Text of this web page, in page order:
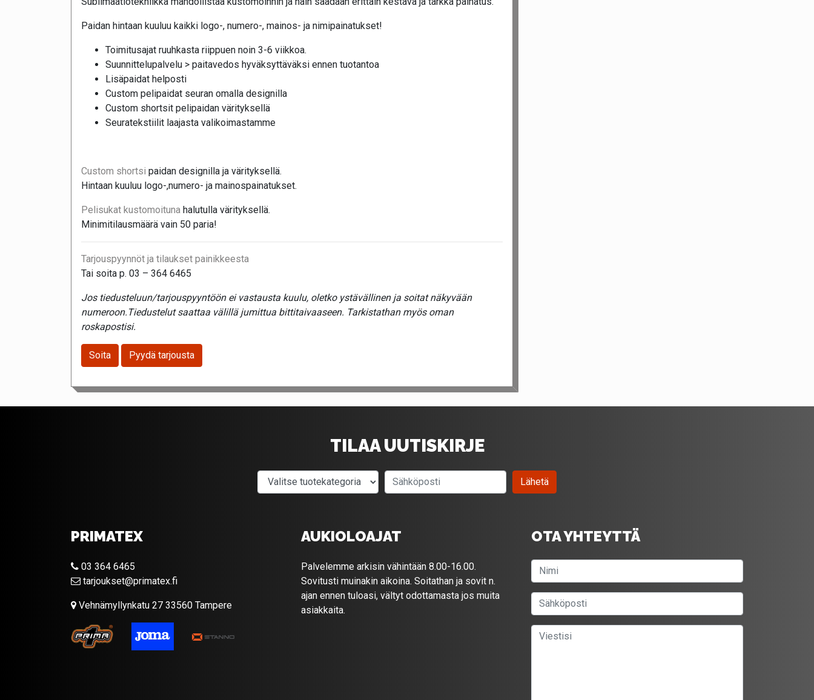
Paidan hintaan kuuluu kaikki logo-, numero-, mainos- ja nimipainatukset!
Toimitusajat ruuhkasta riippuen noin 3-6 viikkoa.
Suunnittelupalvelu > paitavedos hyväksyttäväksi ennen tuotantoa
Lisäpaidat helposti
Custom pelipaidat seuran omalla designilla
Custom shortsit pelipaidan värityksellä
Seuratekstiilit laajasta valikoimastamme
Custom shortsi paidan designilla ja värityksellä.
Hintaan kuuluu logo-,numero- ja mainospainatukset.
Pelisukat kustomoituna halutulla värityksellä.
Minimitilausmäärä vain 50 paria!
Tarjouspyynnöt ja tilaukset painikkeesta
Tai soita p. 03 – 364 6465
Jos tiedusteluun/tarjouspyyntöön ei vastausta kuulu, oletko ystävällinen ja soitat näkyvään
numeroon.Tiedustelut saattaa välillä jumittua bittitaivaaseen. Tarkistathan myös oman
roskapostisi.
Soita Pyydä tarjousta
TILAA UUTISKIRJE
Valitse tuotekategoria Lähetä
PRIMATEX
03 364 6465
tarjoukset@primatex.fi
Vehnämyllynkatu 27 33560 Tampere
AUKIOLOAJAT
Palvelemme arkisin vähintään 8.00-16.00.
Sovitusti muinakin aikoina. Soitathan ja sovit n.
ajan ennen tuloasi, vältyt odottamasta jos muita
asiakkaita.
OTA YHTEYTTÄ